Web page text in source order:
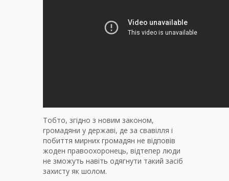
Тобто, згідно з новим законом,
громадяни у державі, де за свавілля і
побиття мирних громадян не відповів
жоден правоохоронець, відтепер люди
не зможуть навіть одягнути такий засіб
захисту як шолом.